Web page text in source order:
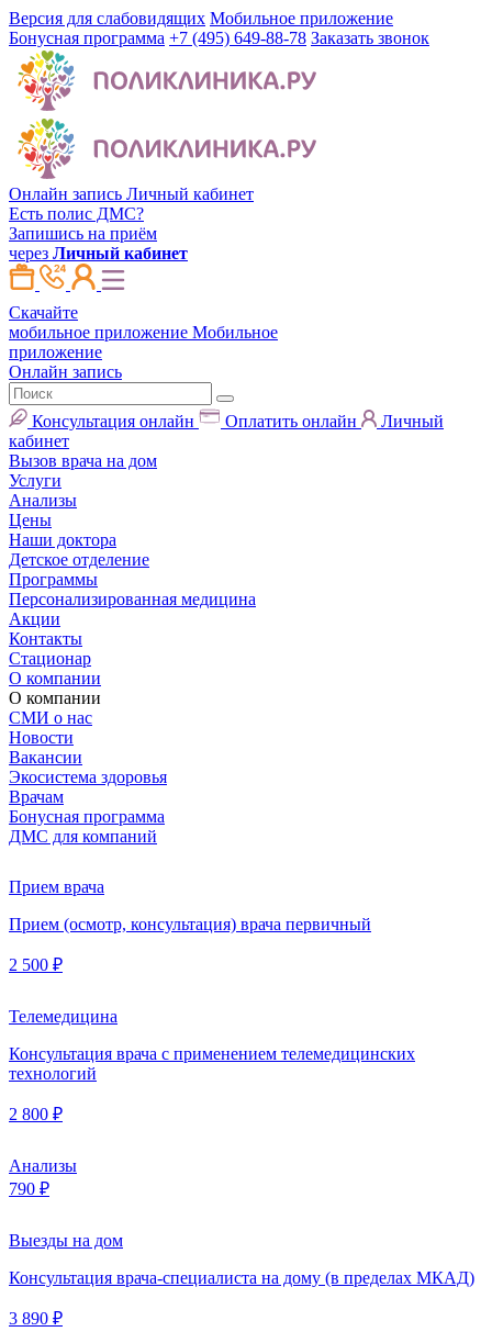
Версия для слабовидящих Мобильное приложение
Бонусная программа +7 (495) 649-88-78 Заказать звонок
Онлайн запись Личный кабинет
Есть полис ДМС?
Запишись на приём
через Личный кабинет
Скачайте
мобильное приложение Мобильное
приложение
Онлайн запись
Консультация онлайн Оплатить онлайн
Личный
кабинет
Вызов врача на дом
Услуги
Анализы
Цены
Наши доктора
Детское отделение
Программы
Персонализированная медицина
Акции
Контакты
Стационар
О компании
О компании
СМИ о нас
Новости
Вакансии
Экосистема здоровья
Врачам
Бонусная программа
ДМС для компаний
Прием врача
Прием (осмотр, консультация) врача первичный
2 500 ₽
Телемедицина
Консультация врача с применением телемедицинских
технологий
2 800 ₽
Анализы
790 ₽
Выезды на дом
Консультация врача-специалиста на дому (в пределах МКАД)
3 890 ₽